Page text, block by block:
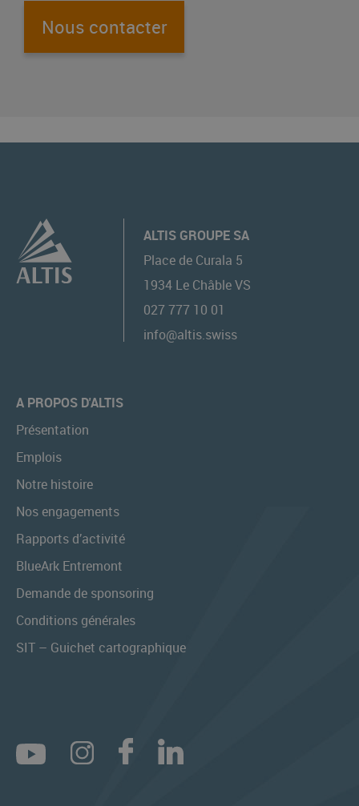
Nous contacter
ALTIS GROUPE SA
Place de Curala 5
1934 Le Châble VS
027 777 10 01
info@altis.swiss
A PROPOS D'ALTIS
Présentation
Emplois
Notre histoire
Nos engagements
Rapports d’activité
BlueArk Entremont
Demande de sponsoring
Conditions générales
SIT – Guichet cartographique